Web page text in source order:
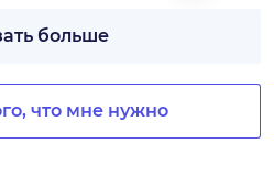
больше
что мне нужно